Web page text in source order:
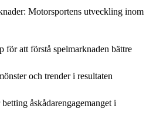
Motorsportens utveckling inom
för att förstå spelmarknaden bättre
och trender i resultaten
åskådarengagemanget i